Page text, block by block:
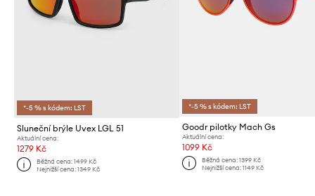
*-5 % s kódem: LST
Sluneční brýle Uvex LGL 51
Aktuální cena:
1279 Kč
Běžná cena:1499 Kč
Nejnižší cena:1349 Kč
*-5 % s kódem: LST
Goodr pilotky Mach Gs
Aktuální cena:
1099 Kč
Běžná cena: 1399 Kč
Nejnižší cena: 1149 Kč